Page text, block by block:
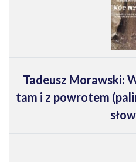
Tadeusz Morawski:
tam i z powrotem